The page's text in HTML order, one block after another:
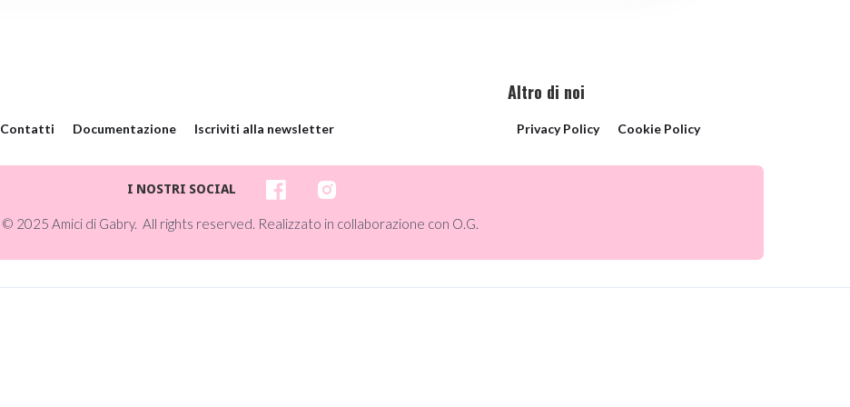
Contatti Documentazione Iscriviti alla newsletter
Altro di noi
Privacy Policy Cookie Policy
I NOSTRI SOCIAL
© 2025 Amici di Gabry. All rights reserved. Realizzato in collaborazione con O.G.